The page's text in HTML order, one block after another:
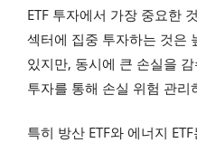
ETF 투자에서 가장 중요한
섹터에 집중 투자하는 것은
있지만, 동시에 큰 손실을
투자를 통해 손실 위험 관리
특히 방산 ETF와 에너지